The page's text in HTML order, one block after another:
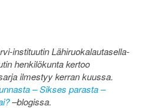
instituutin Lähiruokalautasella-
henkilökunta kertoo
ilmestyy kerran kuussa.
– Sikses parasta –
–blogissa.